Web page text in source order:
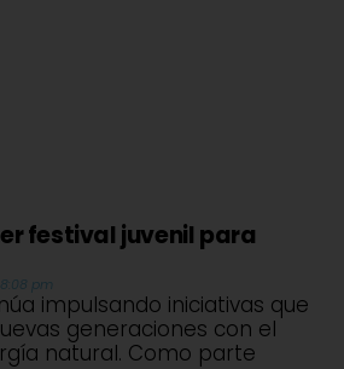
festival juvenil para
8:08 pm
impulsando iniciativas que
generaciones con el
natural. Como parte